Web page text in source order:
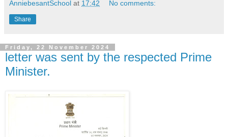
AnniebesantSchool at 17:42 No comments:
Share
Friday, 22 November 2024
letter was sent by the respected Prime
Minister.